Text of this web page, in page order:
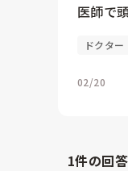
医師で
ドクター
02/20
1件の回答